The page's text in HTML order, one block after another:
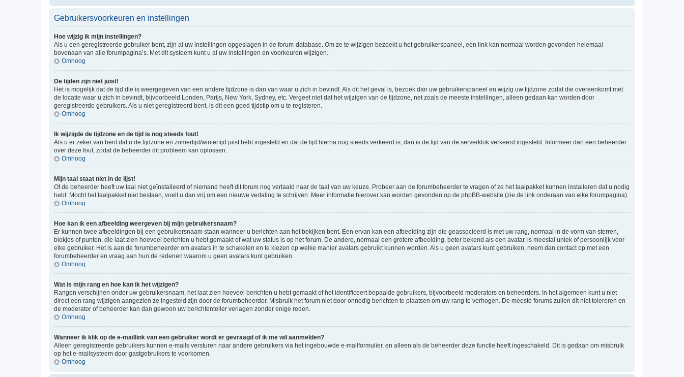
Gebruikersvoorkeuren en instellingen
Hoe wijzig ik mijn instellingen?
Als u een geregistreerde gebruiker bent, zijn al uw instellingen opgeslagen in de forum-database. Om ze te wijzigen bezoekt u het gebruikerspaneel, een link kan normaal worden gevonden helemaal
bovenaan van alle forumpagina’s. Met dit systeem kunt u al uw instellingen en voorkeuren wijzigen.
Omhoog
De tijden zijn niet juist!
Het is mogelijk dat de tijd die is weergegeven van een andere tijdzone is dan van waar u zich in bevindt. Als dit het geval is, bezoek dan uw gebruikerspaneel en wijzig uw tijdzone zodat die overeenkomt met
de locatie waar u zich in bevindt, bijvoorbeeld Londen, Parijs, New York, Sydney, etc. Vergeet niet dat het wijzigen van de tijdzone, net zoals de meeste instellingen, alleen gedaan kan worden door
geregistreerde gebruikers. Als u niet geregistreerd bent, is dit een goed tijdstip om u te registeren.
Omhoog
Ik wijzigde de tijdzone en de tijd is nog steeds fout!
Als u er zeker van bent dat u de tijdzone en zomertijd/wintertijd juist hebt ingesteld en dat de tijd hierna nog steeds verkeerd is, dan is de tijd van de serverklok verkeerd ingesteld. Informeer dan een beheerder
over deze fout, zodat de beheerder dit probleem kan oplossen.
Omhoog
Mijn taal staat niet in de lijst!
Of de beheerder heeft uw taal niet geïnstalleerd of niemand heeft dit forum nog vertaald naar de taal van uw keuze. Probeer aan de forumbeheerder te vragen of ze het taalpakket kunnen installeren dat u nodig
hebt. Mocht het taalpakket niet bestaan, voelt u dan vrij om een nieuwe vertaling te schrijven. Meer informatie hierover kan worden gevonden op de phpBB-website (zie de link onderaan van elke forumpagina).
Omhoog
Hoe kan ik een afbeelding weergeven bij mijn gebruikersnaam?
Er kunnen twee afbeeldingen bij een gebruikersnaam staan wanneer u berichten aan het bekijken bent. Een ervan kan een afbeelding zijn die geassocieerd is met uw rang, normaal in de vorm van sterren,
blokjes of punten, die laat zien hoeveel berichten u hebt gemaakt of wat uw status is op het forum. De andere, normaal een grotere afbeelding, beter bekend als een avatar, is meestal uniek of persoonlijk voor
elke gebruiker. Het is aan de forumbeheerder om avatars in te schakelen en te kiezen op welke manier avatars gebruikt kunnen worden. Als u geen avatars kunt gebruiken, neem dan contact op met een
forumbeheerder en vraag aan hun de redenen waarom u geen avatars kunt gebruiken.
Omhoog
Wat is mijn rang en hoe kan ik het wijzigen?
Rangen verschijnen onder uw gebruikersnaam, het laat zien hoeveel berichten u hebt gemaakt of het identificeert bepaalde gebruikers, bijvoorbeeld moderators en beheerders. In het algemeen kunt u niet
direct een rang wijzigen aangezien ze ingesteld zijn door de forumbeheerder. Misbruik het forum niet door onnodig berichten te plaatsen om uw rang te verhogen. De meeste forums zullen dit niet tolereren en
de moderator of beheerder kan dan gewoon uw berichtenteller verlagen zonder enige reden.
Omhoog
Wanneer ik klik op de e-maillink van een gebruiker wordt er gevraagd of ik me wil aanmelden?
Alleen geregistreerde gebruikers kunnen e-mails versturen naar andere gebruikers via het ingebouwde e-mailformulier, en alleen als de beheerder deze functie heeft ingeschakeld. Dit is gedaan om misbruik
op het e-mailsysteem door gastgebruikers te voorkomen.
Omhoog